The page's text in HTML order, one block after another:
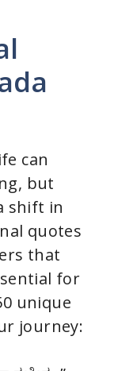
can
but
shift in
quotes
that
for
unique
journey: